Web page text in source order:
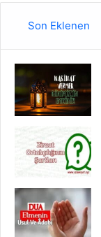
Son Eklenen